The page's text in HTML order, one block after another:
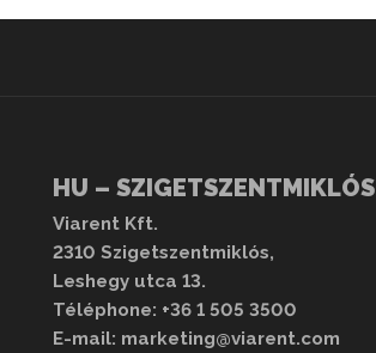
HU – SZIGETSZENTMIKLÓS
Viarent Kft.
2310 Szigetszentmiklós,
Leshegy utca 13.
Téléphone: +36 1 505 3500
E-mail: marketing@viarent.com